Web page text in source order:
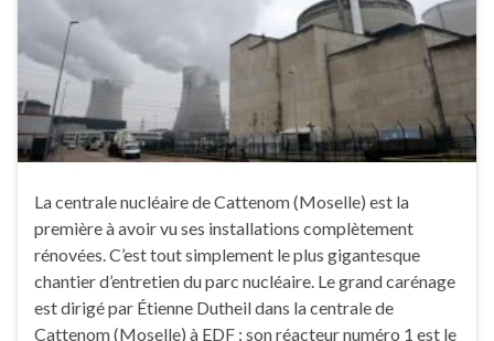
La centrale nucléaire de Cattenom (Moselle) est la
première à avoir vu ses installations complètement
rénovées. C’est tout simplement le plus gigantesque
chantier d’entretien du parc nucléaire. Le grand carénage
est dirigé par Étienne Dutheil dans la centrale de
Cattenom (Moselle) à EDF : son réacteur numéro 1 est le